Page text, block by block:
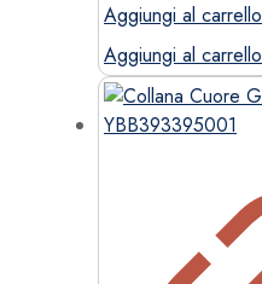
Aggiungi al carrello
Aggiungi al carrello